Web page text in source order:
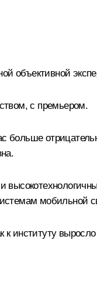
объективной
с премьером.
больше
мобильной
институту